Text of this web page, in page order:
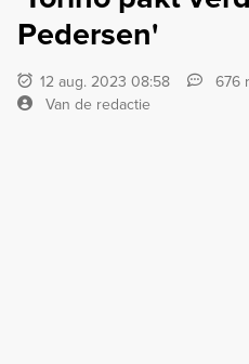
Pedersen'
12 aug. 2023 08:58
676
Van de redactie